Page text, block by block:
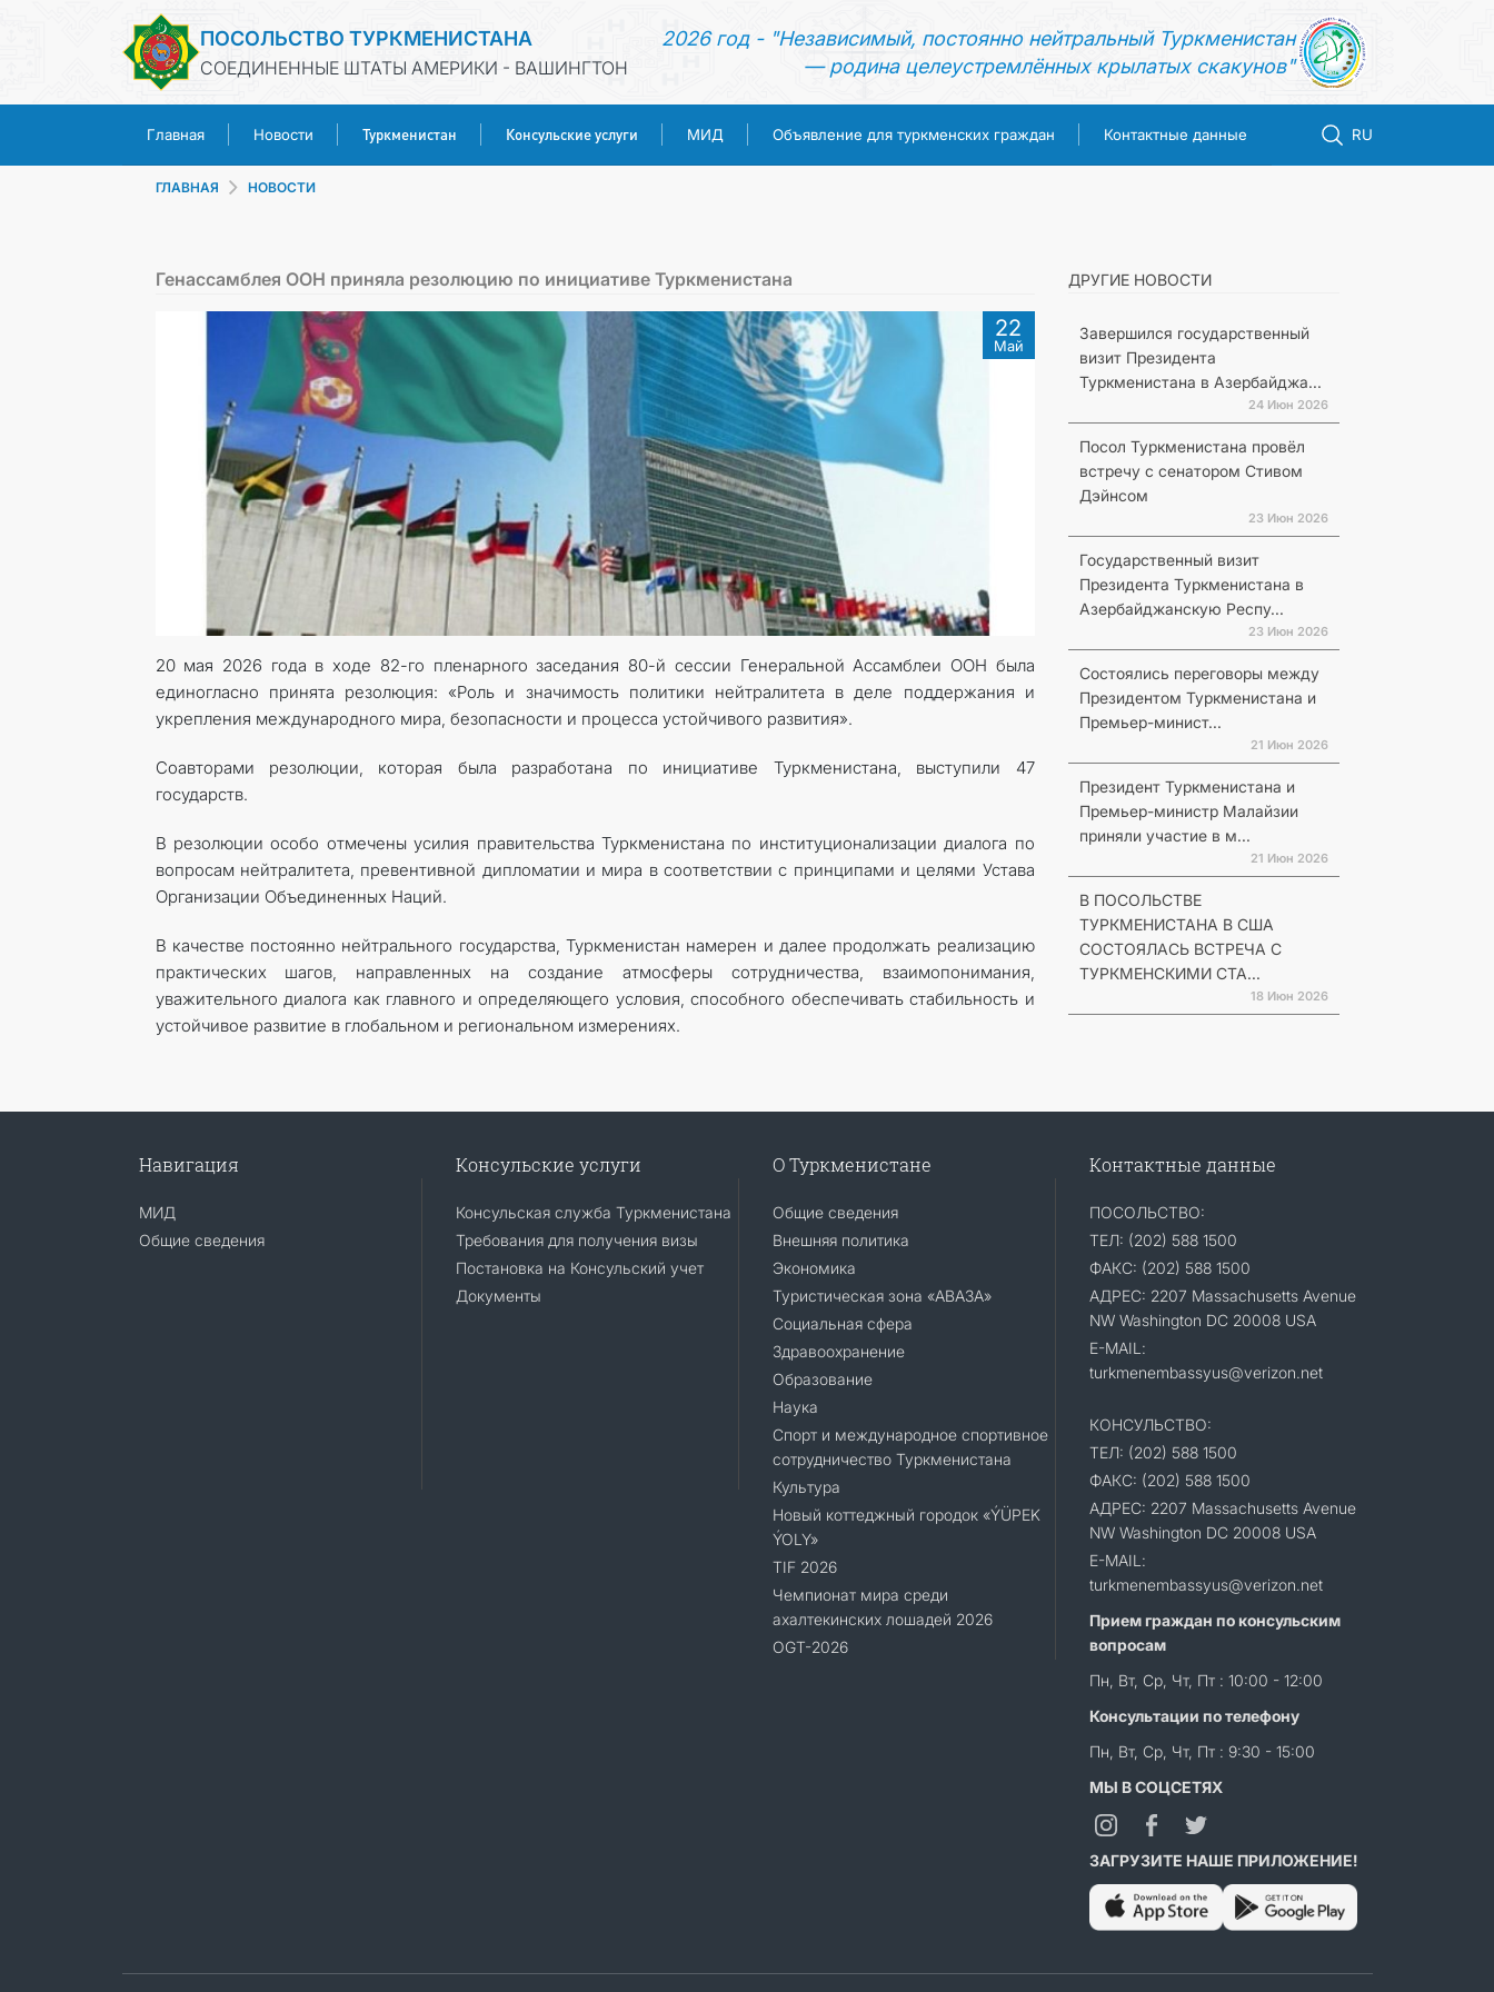
ПОСОЛЬСТВО ТУРКМЕНИСТАНА
СОЕДИНЕННЫЕ ШТАТЫ АМЕРИКИ - ВАШИНГТОН
2026 год - "Независимый, постоянно нейтральный Туркменистан
— родина целеустремлённых крылатых скакунов"
Главная Новости Туркменистан Консульские услуги МИД Объявление для туркменских граждан Контактные данные RU
ТУРКМЕНИСТАН
КОНСУЛЬСКИЕ УСЛУГИ
МИД
ОБЪЯВЛЕНИЕ ДЛЯ ТУРКМЕНСКИХ ГРАЖДАН
КОНТАКТНЫЕ ДАННЫЕ
ГЛАВНАЯ НОВОСТИ
Генассамблея ООН приняла резолюцию по инициативе Туркменистана
22
Май
20 мая 2026 года в ходе 82-го пленарного заседания 80-й сессии Генеральной Ассамблеи ООН была
единогласно принята резолюция: «Роль и значимость политики нейтралитета в деле поддержания и
укрепления международного мира, безопасности и процесса устойчивого развития».
Соавторами резолюции, которая была разработана по инициативе Туркменистана, выступили 47
государств.
В резолюции особо отмечены усилия правительства Туркменистана по институционализации диалога по
вопросам нейтралитета, превентивной дипломатии и мира в соответствии с принципами и целями Устава
Организации Объединенных Наций.
В качестве постоянно нейтрального государства, Туркменистан намерен и далее продолжать реализацию
практических шагов, направленных на создание атмосферы сотрудничества, взаимопонимания,
уважительного диалога как главного и определяющего условия, способного обеспечивать стабильность и
устойчивое развитие в глобальном и региональном измерениях.
ДРУГИЕ НОВОСТИ
Завершился государственный
визит Президента
Туркменистана в Азербайджа...
24 Июн 2026
Посол Туркменистана провёл
встречу с сенатором Стивом
Дэйнсом
23 Июн 2026
Государственный визит
Президента Туркменистана в
Азербайджанскую Респу...
23 Июн 2026
Состоялись переговоры между
Президентом Туркменистана и
Премьер-минист...
21 Июн 2026
Президент Туркменистана и
Премьер-министр Малайзии
приняли участие в м...
21 Июн 2026
В ПОСОЛЬСТВЕ
ТУРКМЕНИСТАНА В США
СОСТОЯЛАСЬ ВСТРЕЧА С
ТУРКМЕНСКИМИ СТА...
18 Июн 2026
Навигация
МИД
Общие сведения
Консульские услуги
Консульская служба Туркменистана
Требования для получения визы
Постановка на Консульский учет
Документы
О Туркменистане
Общие сведения
Внешняя политика
Экономика
Туристическая зона «АВАЗА»
Социальная сфера
Здравоохранение
Образование
Наука
Спорт и международное спортивное
сотрудничество Туркменистана
Культура
Новый коттеджный городок «ÝÜPEK
ÝOLY»
TIF 2026
Чемпионат мира среди
ахалтекинских лошадей 2026
OGT-2026
Контактные данные
ПОСОЛЬСТВО:
ТЕЛ: (202) 588 1500
ФАКС: (202) 588 1500
АДРЕС: 2207 Massachusetts Avenue
NW Washington DC 20008 USA
E-MAIL:
turkmenembassyus@verizon.net
КОНСУЛЬСТВО:
ТЕЛ: (202) 588 1500
ФАКС: (202) 588 1500
АДРЕС: 2207 Massachusetts Avenue
NW Washington DC 20008 USA
E-MAIL:
turkmenembassyus@verizon.net
Прием граждан по консульским
вопросам
Пн, Вт, Ср, Чт, Пт : 10:00 - 12:00
Консультации по телефону
Пн, Вт, Ср, Чт, Пт : 9:30 - 15:00
МЫ В СОЦСЕТЯХ
ЗАГРУЗИТЕ НАШЕ ПРИЛОЖЕНИЕ!